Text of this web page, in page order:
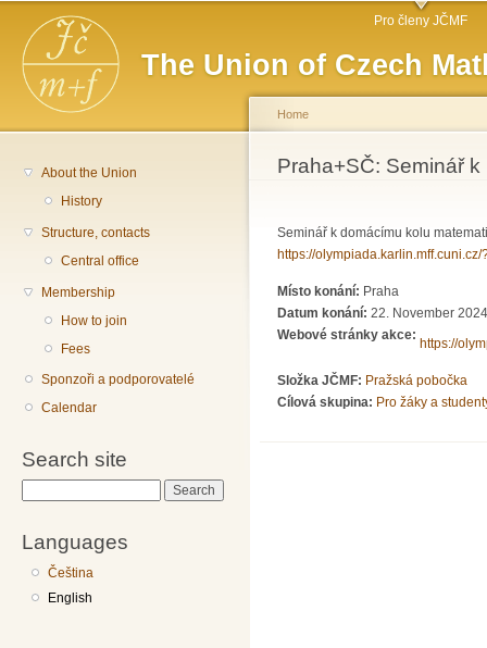
The Union of Czech
Main menu Pro členy JČMF
About the Union
History
Structure, contacts
Central office
Membership
How to join
Fees
Sponzoři a podporovatelé
Calendar
Search site
Languages
Čeština
English
You are here
Home
Praha+SČ: Seminář
Seminář k domácímu kolu
https://
Místo konání: Praha
Datum konání: 22. November
Webové stránky akce:
https://
Složka JČMF: Pražská pobočka
Cílová skupina: Pro žáky a